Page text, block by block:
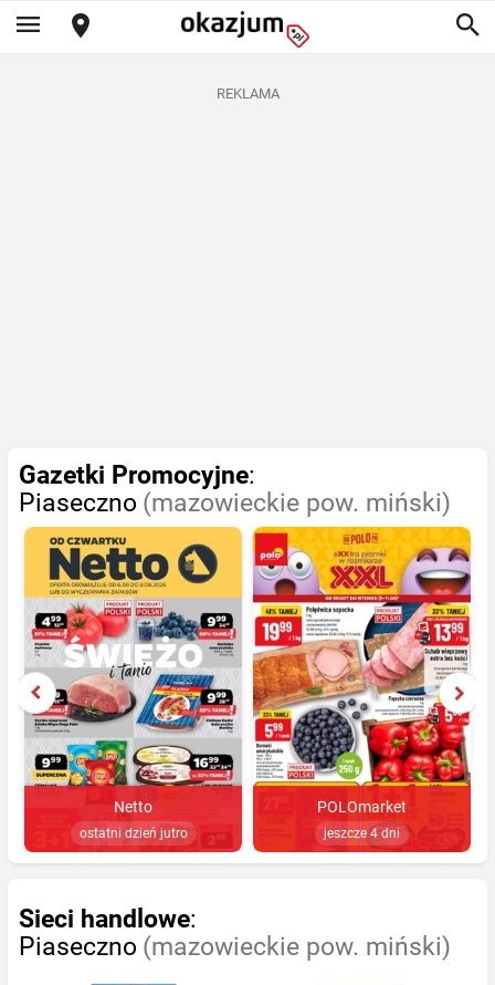
REKLAMA
Gazetki Promocyjne:
Piaseczno (mazowieckie pow. miński)
Netto
ostatni dzień jutro
POLOmarket
jeszcze 4 dni
Sieci handlowe:
Piaseczno (mazowieckie pow. miński)